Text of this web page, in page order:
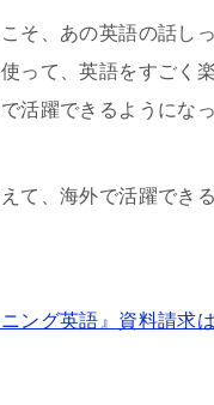
そ、あの英語の話し
って、英語をすごく
活躍できるようにな
て、海外で活躍でき
ニング英語』資料請求